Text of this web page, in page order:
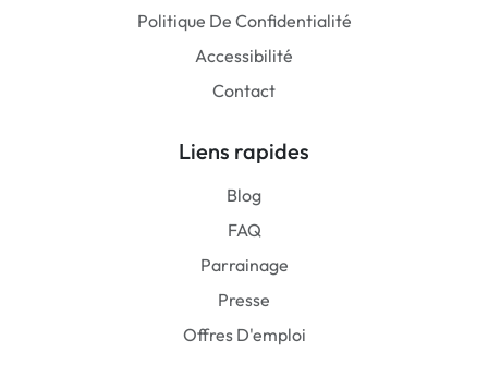
Politique De Confidentialité
Accessibilité
Contact
Liens rapides
Blog
FAQ
Parrainage
Presse
Offres D'emploi